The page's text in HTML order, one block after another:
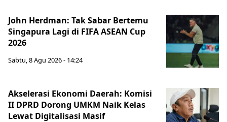
John Herdman: Tak Sabar Bertemu
Singapura Lagi di FIFA ASEAN Cup
2026
Sabtu, 8 Agu 2026 - 14:24
Akselerasi Ekonomi Daerah: Komisi
II DPRD Dorong UMKM Naik Kelas
Lewat Digitalisasi Masif